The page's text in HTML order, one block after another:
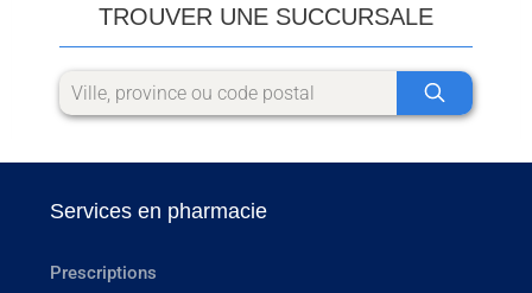
TROUVER UNE SUCCURSALE
Services en pharmacie
Prescriptions